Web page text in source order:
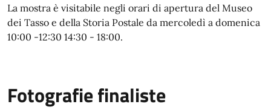
La mostra è visitabile negli orari di apertura del Museo
dei Tasso e della Storia Postale da mercoledì a domenica
10:00 -12:30 14:30 - 18:00.
Fotografie finaliste